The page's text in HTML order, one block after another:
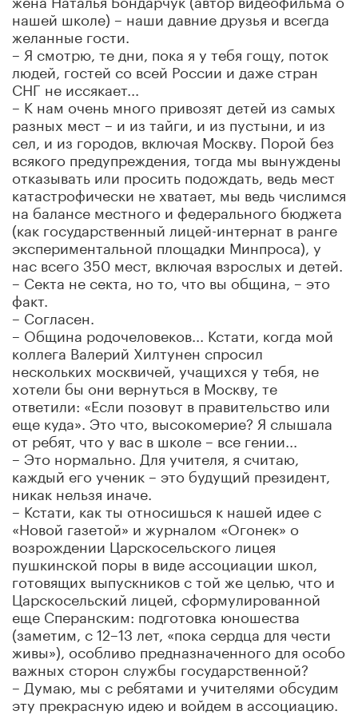
нашей школе) – наши давние друзья и всегда
желанные гости.
– Я смотрю, те дни, пока я у тебя гощу, поток
людей, гостей со всей России и даже стран
СНГ не иссякает...
– К нам очень много привозят детей из самых
разных мест – и из тайги, и из пустыни, и из
сел, и из городов, включая Москву. Порой без
всякого предупреждения, тогда мы вынуждены
отказывать или просить подождать, ведь мест
катастрофически не хватает, мы ведь числимся
на балансе местного и федерального бюджета
(как государственный лицей-интернат в ранге
экспериментальной площадки Минпроса), у
нас всего 350 мест, включая взрослых и детей.
– Секта не секта, но то, что вы община, – это
факт.
– Согласен.
– Община родочеловеков... Кстати, когда мой
коллега Валерий Хилтунен спросил
нескольких москвичей, учащихся у тебя, не
хотели бы они вернуться в Москву, те
ответили: «Если позовут в правительство или
еще куда». Это что, высокомерие? Я слышала
от ребят, что у вас в школе – все гении...
– Это нормально. Для учителя, я считаю,
каждый его ученик – это будущий президент,
никак нельзя иначе.
– Кстати, как ты относишься к нашей идее с
«Новой газетой» и журналом «Огонек» о
возрождении Царскосельского лицея
пушкинской поры в виде ассоциации школ,
готовящих выпускников с той же целью, что и
Царскосельский лицей, сформулированной
еще Сперанским: подготовка юношества
(заметим, с 12–13 лет, «пока сердца для чести
живы»), особливо предназначенного для особо
важных сторон службы государственной?
– Думаю, мы с ребятами и учителями обсудим
эту прекрасную идею и войдем в ассоциацию.